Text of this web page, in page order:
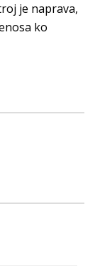
je naprava,
ko